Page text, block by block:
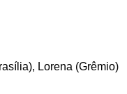
Lorena (Grêmio)